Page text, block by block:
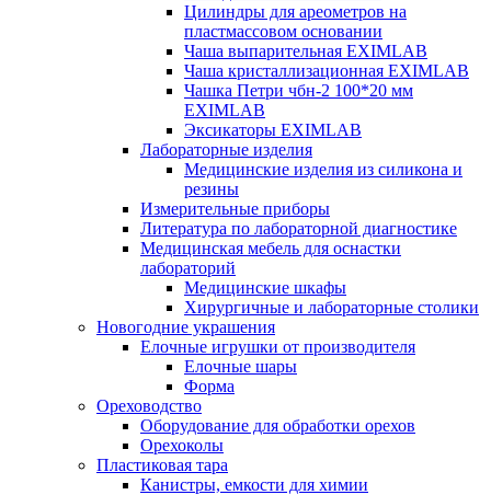
Цилиндры для ареометров на
пластмассовом основании
Чаша выпарительная EXIMLAB
Чаша кристаллизационная EXIMLAB
Чашка Петри чбн-2 100*20 мм
EXIMLAB
Эксикаторы EXIMLAB
Лабораторные изделия
Медицинские изделия из силикона и
резины
Измерительные приборы
Литература по лабораторной диагностике
Медицинская мебель для оснастки
лабораторий
Медицинские шкафы
Хирургичные и лабораторные столики
Новогодние украшения
Елочные игрушки от производителя
Елочные шары
Форма
Ореховодство
Оборудование для обработки орехов
Орехоколы
Пластиковая тара
Канистры, емкости для химии